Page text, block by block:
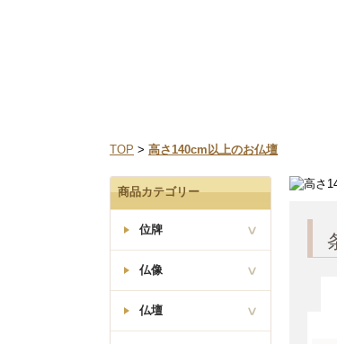
TOP > 高さ140cm以上のお仏壇
商品カテゴリー
位牌
仏像
仏壇